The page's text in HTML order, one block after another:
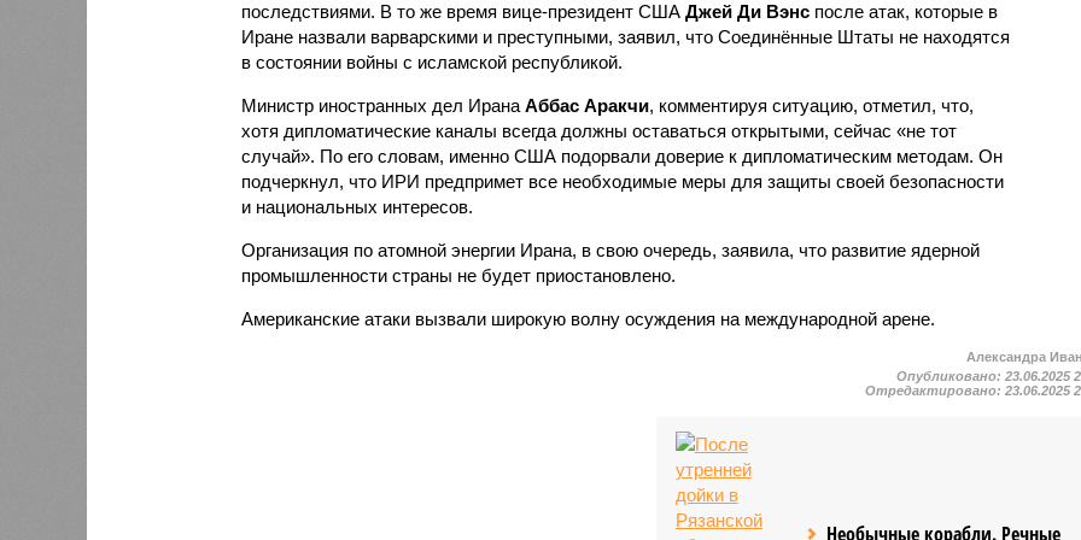
последствиями. В то же время вице-президент США Джей Ди Вэнспосле атак, которые в
Иране назвали варварскими и преступными, заявил, что Соединённые Штаты не находятся
в состоянии войны с исламской республикой.
Министр иностранных дел Ирана Аббас Аракчи, комментируя ситуацию, отметил, что,
хотя дипломатические каналы всегда должны оставаться открытыми, сейчас «не тот
случай». По его словам, именно США подорвали доверие к дипломатическим методам. Он
подчеркнул, что ИРИ предпримет все необходимые меры для защиты своей безопасности
и национальных интересов.
Организация по атомной энергии Ирана, в свою очередь, заявила, что развитие ядерной
промышленности страны не будет приостановлено.
Американские атаки вызвали широкую волну осуждения на международной арене.
Александра
Опубликовано:23.06.2025
Отредактировано:23.06.2025
Необычные корабли. Речные